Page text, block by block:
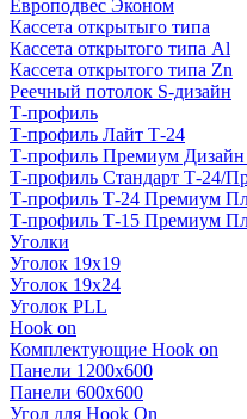
Европодвес Эконом
Кассета открытыго типа
Кассета открытого типа Al
Кассета открытого типа Zn
Реечный потолок S-дизайн
Т-профиль
Т-профиль Лайт Т-24
Т-профиль Премиум
Т-профиль Стандарт Т-24/
Т-профиль Т-24 Премиум
Т-профиль Т-15 Премиум
Уголки
Уголок 19х19
Уголок 19х24
Уголок PLL
Hook on
Комплектующие Hook on
Панели 1200х600
Панели 600х600
Угол для Hook On